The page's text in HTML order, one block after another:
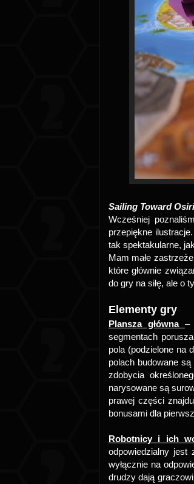
Sailing Toward
Wcześniej
przepiękne
tak spektakularne,
Mam małe
które głównie
do gry na siłę, ale o
Elementy gry
Plansza główna –
segmentach
pola (podzielone na
polach budowane
zdobycia
narysowane są
prawej części
bonusami dla
Robotnicy i ich
odpowiedzialny
wyłącznie na
drudzy dają